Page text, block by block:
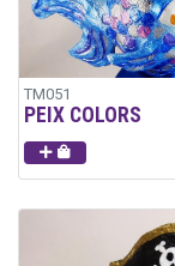
TM051
PEIX COLORS